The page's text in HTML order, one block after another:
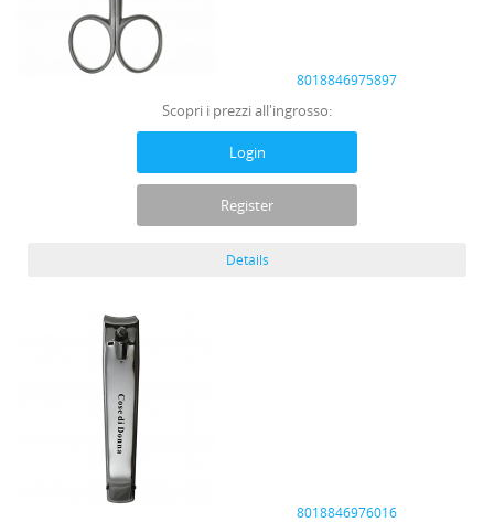
8018846975897
Scopri i prezzi all'ingrosso:
Login
Register
Details
8018846976016